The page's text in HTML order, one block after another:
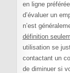
en ligne
d’évaluer un
n’est
définition
utilisation se
contactant un
de diminuer si